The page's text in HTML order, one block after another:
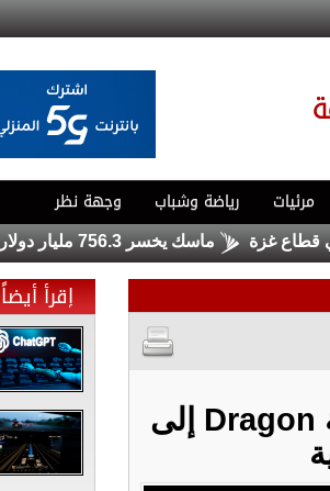
مرئيات رياضة وشباب وجهة نظر
ماسك يخسر 756.3 مليار دولار .. ولا يزال الأغنى في العالم
"ناسا" تعلن عن موعد إطلاق سفينة Dragon إلى
إقرأ أيضاً